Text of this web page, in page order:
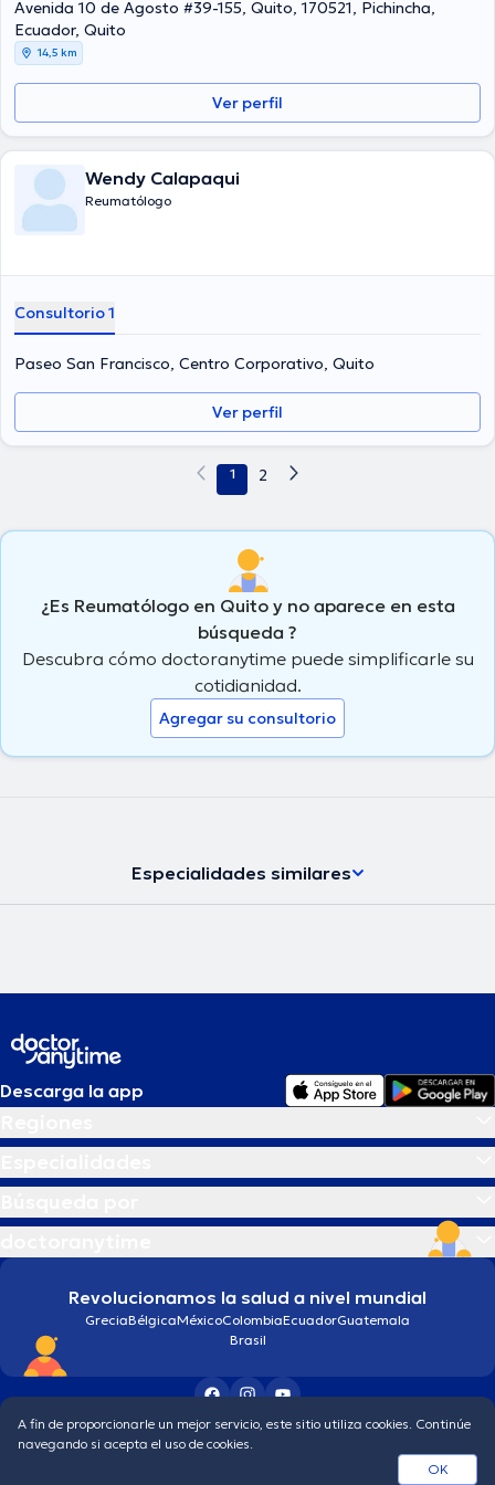
son los idiomas operados por la profesional de la salud.
Avenida 10 de Agosto #39-155, Quito, 170521, Pichincha,
Ecuador, Quito
14,5 km
Ver perfil
Wendy Calapaqui
Reumatólogo
Consultorio 1
Paseo San Francisco, Centro Corporativo, Quito
Ver perfil
1 2
¿Es Reumatólogo en Quito y no aparece en esta
búsqueda ?
Descubra cómo doctoranytime puede simplificarle su
cotidianidad.
Agregar su consultorio
Especialidades similares
Descarga la app
Revolucionamos la salud a nivel mundial
GreciaBélgicaMéxicoColombiaEcuadorGuatemala
Brasil
Condiciones generales
Política de protección de los datos personales
A fin de proporcionarle un mejor servicio, este sitio utiliza cookies. Continúe
navegando si acepta el uso de cookies.
OK